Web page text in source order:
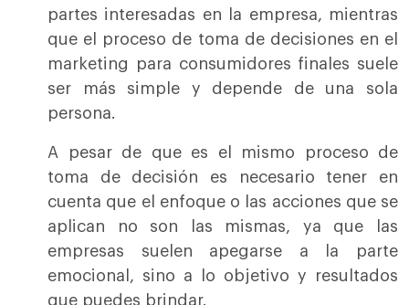
partes interesadas en la empresa, mientras
que el proceso de toma de decisiones en el
marketing para consumidores finales suele
ser más simple y depende de una sola
persona.
A pesar de que es el mismo proceso de
toma de decisión es necesario tener en
cuenta que el enfoque o las acciones que se
aplican no son las mismas, ya que las
empresas suelen apegarse a la parte
emocional, sino a lo objetivo y resultados
que puedes brindar.